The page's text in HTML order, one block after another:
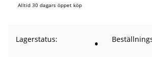
Alltid 30 dagars öppet köp
Lagerstatus